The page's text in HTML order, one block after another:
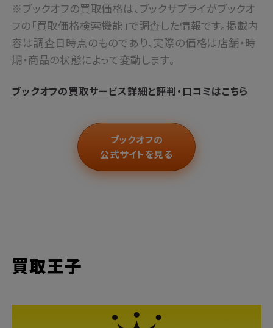
※ブックオフの買取価格は、ブックサプライがブックオ
フの「買取価格検索機能」で調査した情報です。掲載内
容は調査日時点のものであり、実際の価格は店舗・時
期・商品の状態によって変動します。
ブックオフの買取サービス詳細と評判・口コミはこちら
ブックオフの
公式サイトを見る
買取王子